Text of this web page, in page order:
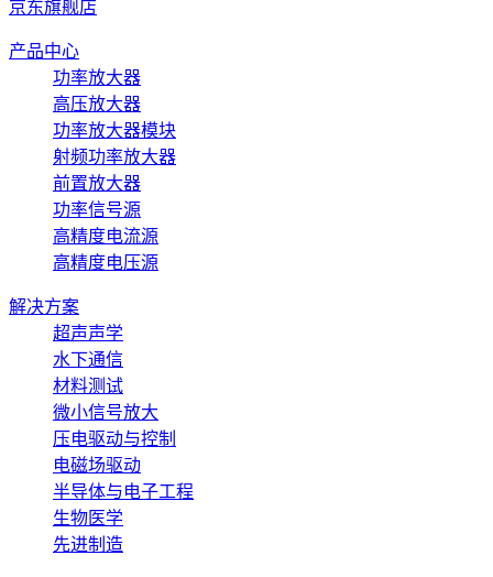
京东旗舰店
产品中心
功率放大器
高压放大器
功率放大器模块
射频功率放大器
前置放大器
功率信号源
高精度电流源
高精度电压源
解决方案
超声声学
水下通信
材料测试
微小信号放大
压电驱动与控制
电磁场驱动
半导体与电子工程
生物医学
先进制造